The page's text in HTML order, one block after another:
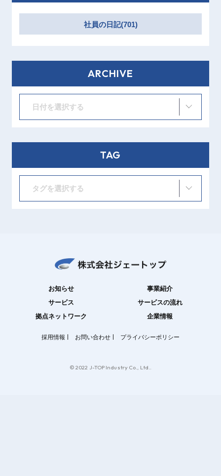
社員の日記(701)
ARCHIVE
日付を選択する
TAG
タグを選択する
お知らせ
事業紹介
サービス
サービスの流れ
拠点ネットワーク
企業情報
採用情報 お問い合わせ プライバシーポリシー
© 2022 J-TOP Industry Co., Ltd..